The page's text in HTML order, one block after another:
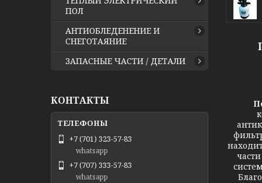
ПОЛ
АНТИОБЛЕДЕНЕНИЕ И
СНЕГОТАЯНИЕ
ЗАПАСНЫЕ ЧАСТИ / ДЕТАЛИ
КОНТАКТЫ
+7 (701) 323-57-83
whatsapp
+7 (707) 333-57-83
whatsapp